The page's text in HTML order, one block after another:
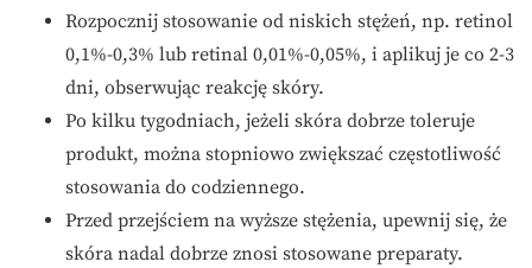
Rozpocznij stosowanie od niskich stężeń, np. retinol
0,1%-0,3% lub retinal 0,01%-0,05%, i aplikuj je co 2-3
dni, obserwując reakcję skóry.
Po kilku tygodniach, jeżeli skóra dobrze toleruje
produkt, można stopniowo zwiększać częstotliwość
stosowania do codziennego.
Przed przejściem na wyższe stężenia, upewnij się, że
skóra nadal dobrze znosi stosowane preparaty.